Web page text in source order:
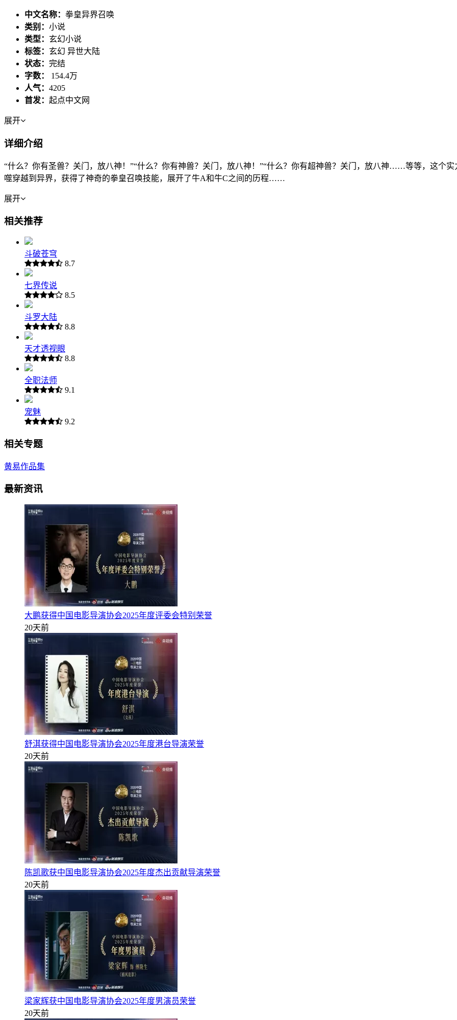
中文名称： 拳皇异界召唤
类别： 小说
类型： 玄幻小说
标签： 玄幻 异世大陆
状态： 完结
字数： 154.4万
人气： 4205
首发： 起点中文网
展开
详细介绍
“什么？你有圣兽？关门，放八神！”“什么？你有神兽？关门，放八神！”“什么？你有超神兽？关门，放八神……等等，这个
噬穿越到异界，获得了神奇的拳皇召唤技能，展开了牛A和牛C之间的历程……
展开
相关推荐
斗破苍穹
8.7
七界传说
8.5
斗罗大陆
8.8
天才透视眼
8.8
全职法师
9.1
宠魅
9.2
相关专题
黄易作品集
最新资讯
大鹏获得中国电影导演协会2025年度评委会特别荣誉
20天前
舒淇获得中国电影导演协会2025年度港台导演荣誉
20天前
陈凯歌获中国电影导演协会2025年度杰出贡献导演荣誉
20天前
梁家辉获中国电影导演协会2025年度男演员荣誉
20天前